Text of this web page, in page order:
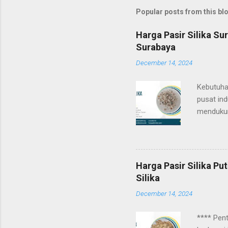
Popular posts from this
Harga Pasir Silika
Surabaya
December 14, 2024
pusat
proses
kimia
salah
Harga Pasir Silika
Silika
December 14, 2024
****